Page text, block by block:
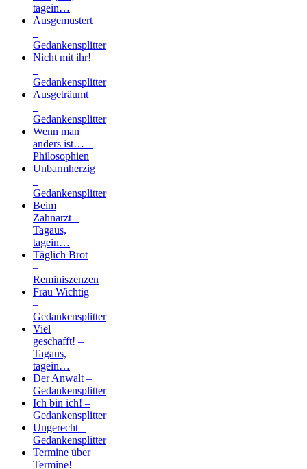
tagein…
Ausgemustert
–
Gedankensplitter
Nicht mit ihr!
–
Gedankensplitter
Ausgeträumt
–
Gedankensplitter
Wenn man
anders ist… –
Philosophien
Unbarmherzig
–
Gedankensplitter
Beim
Zahnarzt –
Tagaus,
tagein…
Täglich Brot
–
Reminiszenzen
Frau Wichtig
–
Gedankensplitter
Viel
geschafft! –
Tagaus,
tagein…
Der Anwalt –
Gedankensplitter
Ich bin ich! –
Gedankensplitter
Ungerecht –
Gedankensplitter
Termine über
Termine! –